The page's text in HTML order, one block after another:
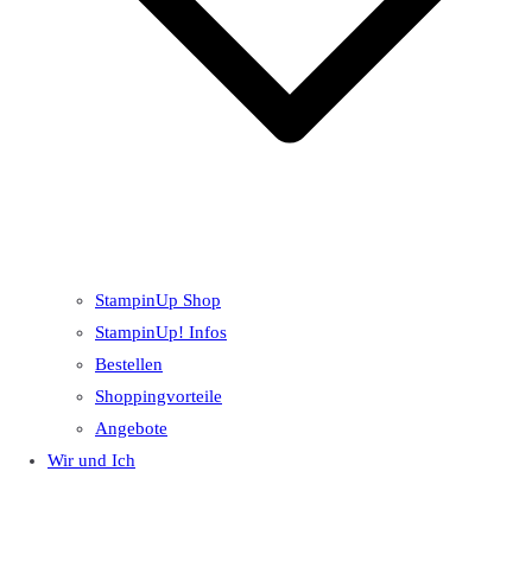
StampinUp Shop
StampinUp! Infos
Bestellen
Shoppingvorteile
Angebote
Wir und Ich